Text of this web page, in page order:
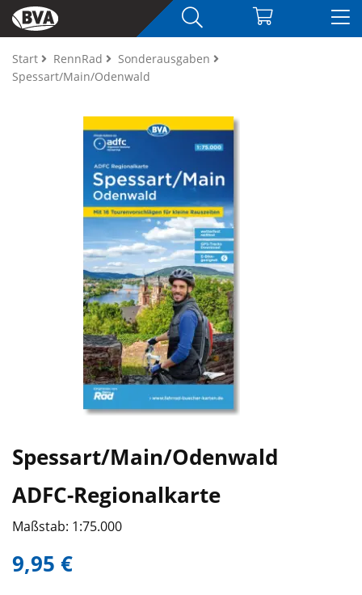
Start RennRad
Sonderausgaben
Spessart/Main/Odenwald
Spessart/Main/Odenwald
ADFC-Regionalkarte
Maßstab: 1:75.000
9,95 €